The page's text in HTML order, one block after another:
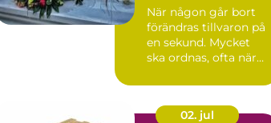
När någon går bort
förändras tillvaron på
en sekund. Mycket
ska ordnas, ofta när
02. jul